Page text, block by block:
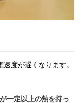
度が遅くなります。
一定以上の熱を持っ